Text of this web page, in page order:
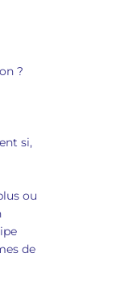
?
si,
ou
de